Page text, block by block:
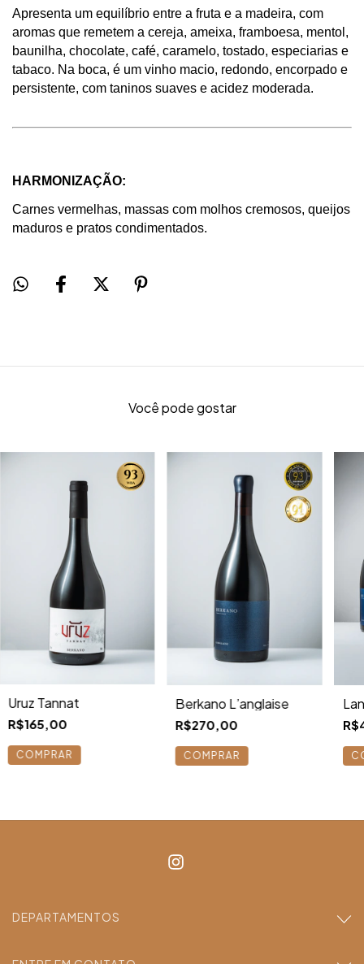
Apresenta um equilíbrio entre a fruta e a madeira, com
aromas que remetem a cereja, ameixa, framboesa, mentol,
baunilha, chocolate, café, caramelo, tostado, especiarias e
tabaco. Na boca, é um vinho macio, redondo, encorpado e
persistente, com taninos suaves e acidez moderada.
HARMONIZAÇÃO:
Carnes vermelhas, massas com molhos cremosos, queijos
maduros e pratos condimentados.
Você pode gostar
Uruz Tannat
R$165,00
COMPRAR
Berkano L’anglaise
R$270,00
COMPRAR
DEPARTAMENTOS